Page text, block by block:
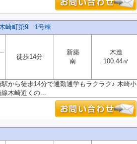
崎町第9 1号棟
徒歩14分
新築
南
木造
100.44㎡
から徒歩14分で通勤通学もラクラク♪ 木崎小
木崎近くの...